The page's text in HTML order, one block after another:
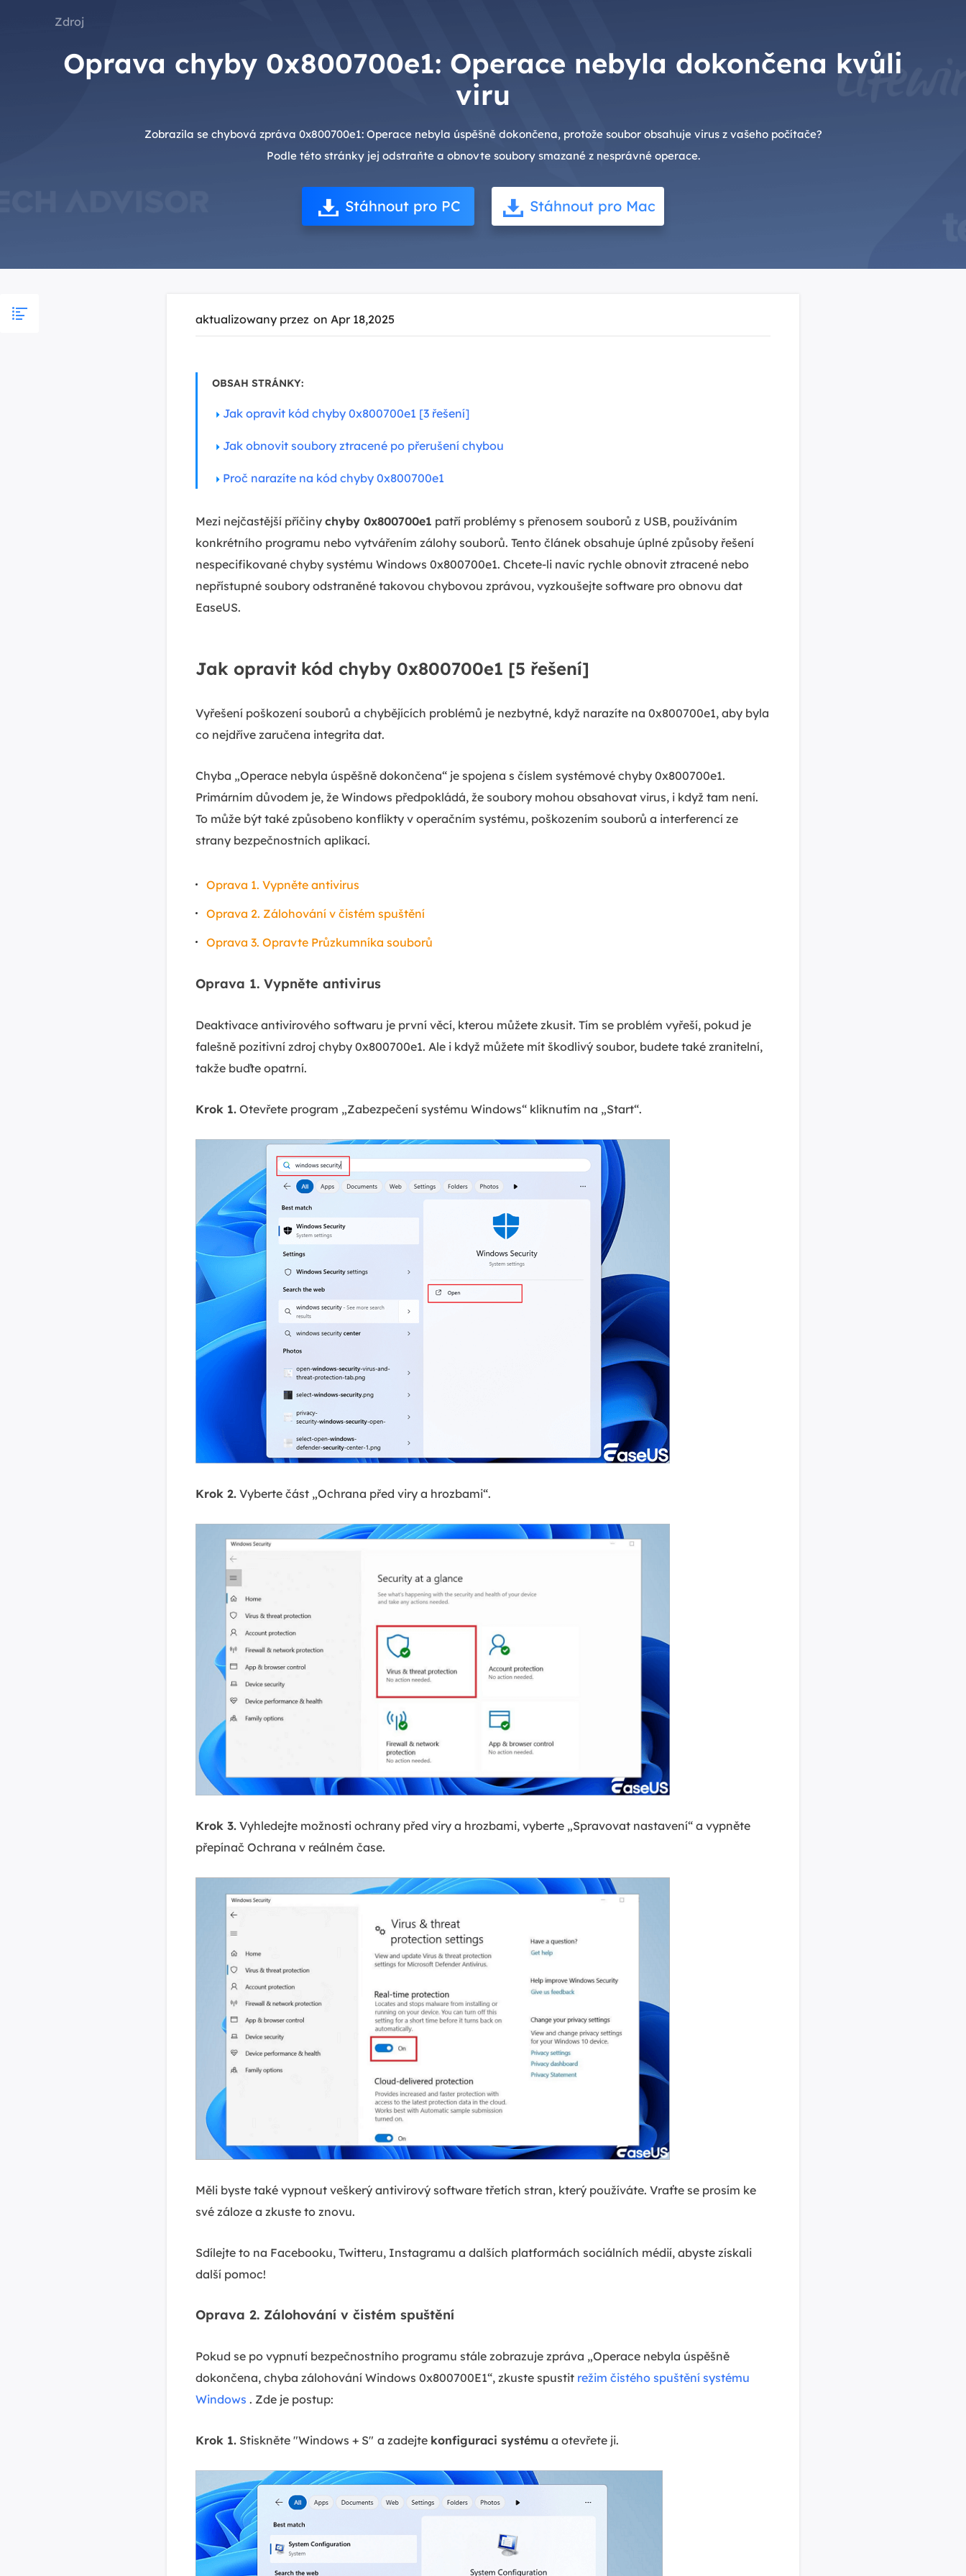
Zdroj
Oprava chyby 0x800700e1: Operace nebyla dokončena kvůli
viru
Zobrazila se chybová zpráva 0x800700e1: Operace nebyla úspěšně dokončena, protože soubor obsahuje virus z vašeho počítače?
Podle této stránky jej odstraňte a obnovte soubory smazané z nesprávné operace.
Stáhnout pro PC Stáhnout pro Mac
aktualizowany przez on Apr 18,2025
OBSAH STRÁNKY:
Jak opravit kód chyby 0x800700e1 [3 řešení]
Jak obnovit soubory ztracené po přerušení chybou
Proč narazíte na kód chyby 0x800700e1
Mezi nejčastější příčiny chyby 0x800700e1 patří problémy s přenosem souborů z USB, používáním
konkrétního programu nebo vytvářením zálohy souborů. Tento článek obsahuje úplné způsoby řešení
nespecifikované chyby systému Windows 0x800700e1. Chcete-li navíc rychle obnovit ztracené nebo
nepřístupné soubory odstraněné takovou chybovou zprávou, vyzkoušejte software pro obnovu dat
EaseUS.
Jak opravit kód chyby 0x800700e1 [5 řešení]
Vyřešení poškození souborů a chybějících problémů je nezbytné, když narazíte na 0x800700e1, aby byla
co nejdříve zaručena integrita dat.
Chyba „Operace nebyla úspěšně dokončena“ je spojena s číslem systémové chyby 0x800700e1.
Primárním důvodem je, že Windows předpokládá, že soubory mohou obsahovat virus, i když tam není.
To může být také způsobeno konflikty v operačním systému, poškozením souborů a interferencí ze
strany bezpečnostních aplikací.
Oprava 1. Vypněte antivirus
Oprava 2. Zálohování v čistém spuštění
Oprava 3. Opravte Průzkumníka souborů
Oprava 1. Vypněte antivirus
Deaktivace antivirového softwaru je první věcí, kterou můžete zkusit. Tím se problém vyřeší, pokud je
falešně pozitivní zdroj chyby 0x800700e1. Ale i když můžete mít škodlivý soubor, budete také zranitelní,
takže buďte opatrní.
Krok 1. Otevřete program „Zabezpečení systému Windows“ kliknutím na „Start“.
Krok 2. Vyberte část „Ochrana před viry a hrozbami“.
Krok 3. Vyhledejte možnosti ochrany před viry a hrozbami, vyberte „Spravovat nastavení“ a vypněte
přepínač Ochrana v reálném čase.
Měli byste také vypnout veškerý antivirový software třetích stran, který používáte. Vraťte se prosím ke
své záloze a zkuste to znovu.
Sdílejte to na Facebooku, Twitteru, Instagramu a dalších platformách sociálních médií, abyste získali
další pomoc!
Oprava 2. Zálohování v čistém spuštění
Pokud se po vypnutí bezpečnostního programu stále zobrazuje zpráva „Operace nebyla úspěšně
dokončena, chyba zálohování Windows 0x800700E1“, zkuste spustit režim čistého spuštění systému
Windows . Zde je postup:
Krok 1. Stiskněte "Windows + S" a zadejte konfiguraci systému a otevřete ji.